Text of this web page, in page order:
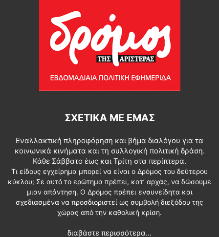
ΣΧΕΤΙΚΆ ΜΕ ΕΜΆΣ
Εναλλακτική πληροφόρηση και βήμα διαλόγου για τα
κοινωνικά κινήματα και τη συλλογική πολιτική δράση.
Κάθε Σάββατο έως και Τρίτη στα περίπτερα.
Τι είδους εγχείρημα μπορεί να είναι ο Δρόμος του δεύτερου
κύκλου; Σε αυτό το ερώτημα πρέπει, κατ’ αρχάς, να δώσουμε
μιαν απάντηση. Ο Δρόμος πρέπει ενσυνείδητα και
σχεδιασμένα να προσδιοριστεί ως συμβολή διεξόδου της
χώρας από την καθολική κρίση.
διαβάστε περισσότερα...